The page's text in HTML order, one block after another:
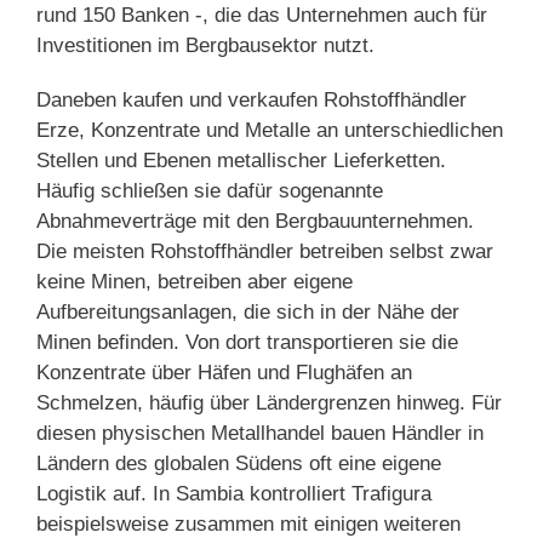
rund 150 Banken -, die das Unternehmen auch für
Investitionen im Bergbausektor nutzt.
Daneben kaufen und verkaufen Rohstoffhändler
Erze, Konzentrate und Metalle an unterschiedlichen
Stellen und Ebenen metallischer Lieferketten.
Häufig schließen sie dafür sogenannte
Abnahmeverträge mit den Bergbauunternehmen.
Die meisten Rohstoffhändler betreiben selbst zwar
keine Minen, betreiben aber eigene
Aufbereitungsanlagen, die sich in der Nähe der
Minen befinden. Von dort transportieren sie die
Konzentrate über Häfen und Flughäfen an
Schmelzen, häufig über Ländergrenzen hinweg. Für
diesen physischen Metallhandel bauen Händler in
Ländern des globalen Südens oft eine eigene
Logistik auf. In Sambia kontrolliert Trafigura
beispielsweise zusammen mit einigen weiteren